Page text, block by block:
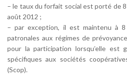
– le taux du forfait social est porté de
août 2012 ;
– par exception, il est maintenu à
patronales aux régimes de
pour la participation lorsqu’elle est
spécifiques aux sociétés
(Scop).